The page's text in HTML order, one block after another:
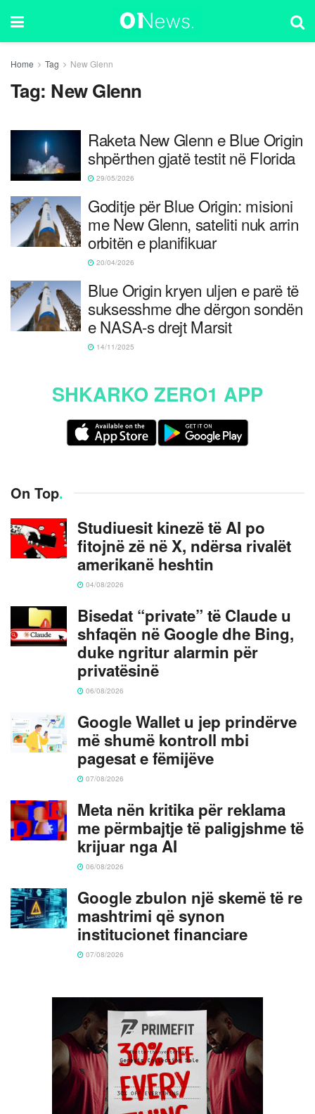
Home Tag New Glenn
Tag: New Glenn
Raketa New Glenn e Blue Origin
shpërthen gjatë testit në Florida
29/05/2026
Goditje për Blue Origin: misioni
me New Glenn, sateliti nuk arrin
orbitën e planifikuar
20/04/2026
Blue Origin kryen uljen e parë të
suksesshme dhe dërgon sondën
e NASA-s drejt Marsit
14/11/2025
SHKARKO ZERO1 APP
On Top.
Studiuesit kinezë të AI po
fitojnë zë në X, ndërsa rivalët
amerikanë heshtin
04/08/2026
Bisedat “private” të Claude u
shfaqën në Google dhe Bing,
duke ngritur alarmin për
privatësinë
06/08/2026
Google Wallet u jep prindërve
më shumë kontroll mbi
pagesat e fëmijëve
07/08/2026
Meta nën kritika për reklama
me përmbajtje të paligjshme të
krijuar nga AI
06/08/2026
Google zbulon një skemë të re
mashtrimi që synon
institucionet financiare
07/08/2026